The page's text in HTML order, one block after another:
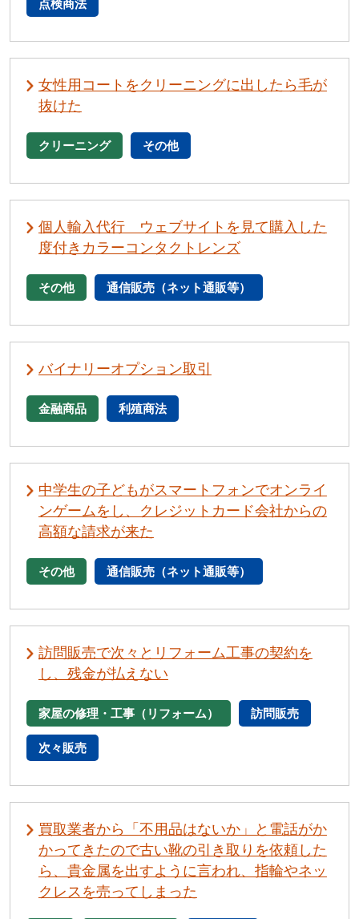
点検商法
女性用コートをクリーニングに出したら毛が
抜けた
クリーニング その他
個人輸入代行 ウェブサイトを見て購入した
度付きカラーコンタクトレンズ
その他 通信販売（ネット通販等）
バイナリーオプション取引
金融商品 利殖商法
中学生の子どもがスマートフォンでオンライ
ンゲームをし、クレジットカード会社からの
高額な請求が来た
その他 通信販売（ネット通販等）
訪問販売で次々とリフォーム工事の契約を
し、残金が払えない
家屋の修理・工事（リフォーム） 訪問販売
次々販売
買取業者から「不用品はないか」と電話がか
かってきたので古い靴の引き取りを依頼した
ら、貴金属を出すように言われ、指輪やネッ
クレスを売ってしまった